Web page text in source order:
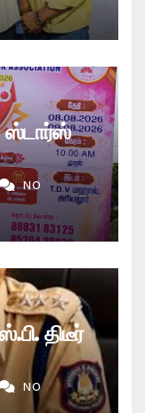
ஸ்டார்ஸ்
NO
திடீர்
NO